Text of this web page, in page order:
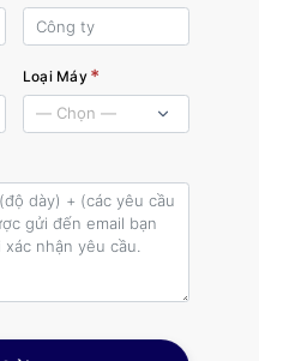
Loại Máy *